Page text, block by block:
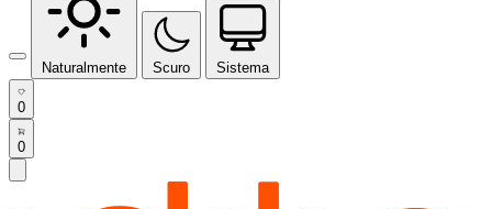
Naturalmente Scuro Sistema
0
0